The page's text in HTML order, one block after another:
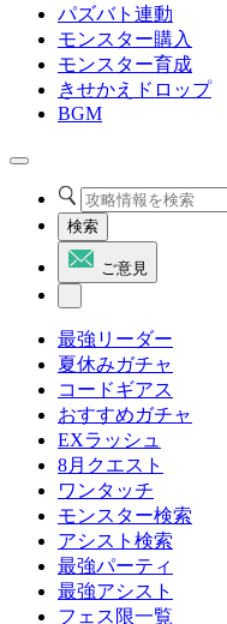
パズバト連動
モンスター購入
モンスター育成
きせかえドロップ
BGM
検索
ご意見
最強リーダー
夏休みガチャ
コードギアス
おすすめガチャ
EXラッシュ
8月クエスト
ワンタッチ
モンスター検索
アシスト検索
最強パーティ
最強アシスト
フェス限一覧